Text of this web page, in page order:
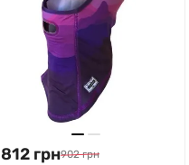
812 грн902 грн